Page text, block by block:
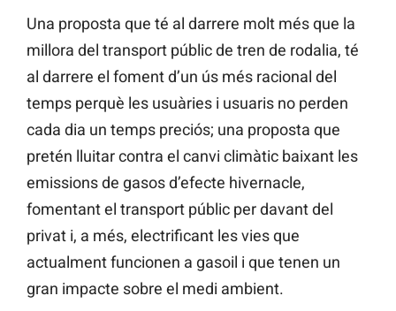
Una proposta que té al darrere molt més que la
millora del transport públic de tren de rodalia, té
al darrere el foment d’un ús més racional del
temps perquè les usuàries i usuaris no perden
cada dia un temps preciós; una proposta que
pretén lluitar contra el canvi climàtic baixant les
emissions de gasos d’efecte hivernacle,
fomentant el transport públic per davant del
privat i, a més, electrificant les vies que
actualment funcionen a gasoil i que tenen un
gran impacte sobre el medi ambient.